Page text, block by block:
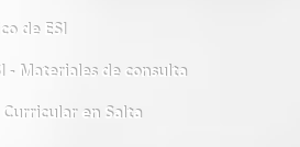
de ESI
- Materiales de consulta
Curricular en Salta